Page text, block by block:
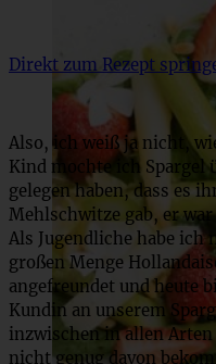
Direkt zum Rezept
Also, ich weiß ja nicht,
Kind mochte ich Spargel
gelegen haben, dass es
Mehlschwitze gab, er
Als Jugendliche habe ich
großen Menge
angefreundet und heute
Kundin an unserem
inzwischen in allen
nicht genug davon